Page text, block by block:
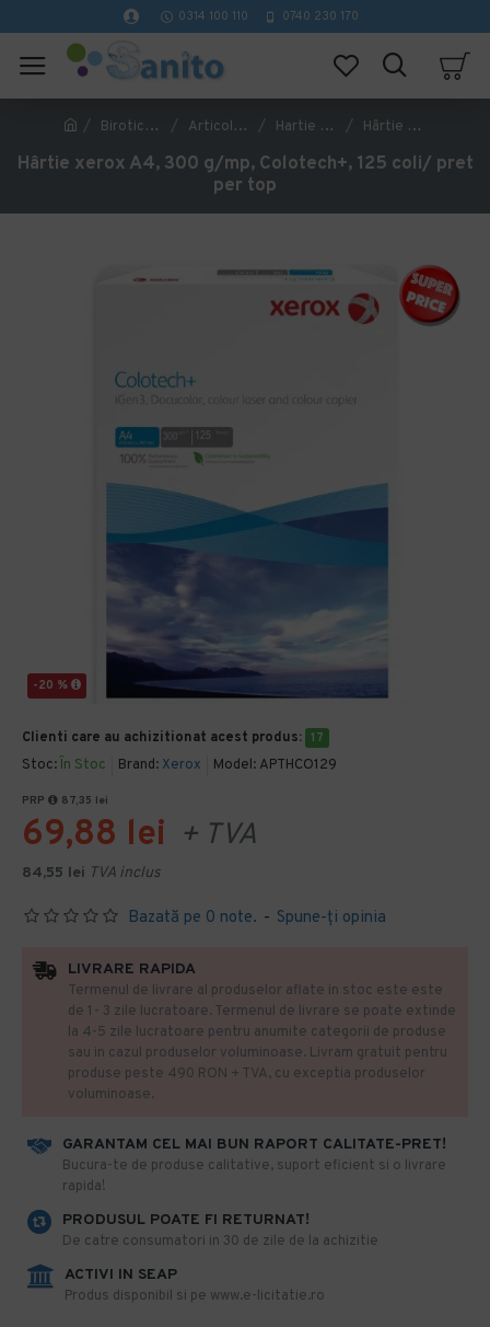
0314 100 110 0740 230 170
Birotica si papetarie Articole din hartie Hartie pentru copiator Hârtie xerox A4, 300 g/mp, Colotech+, 125 coli/ pret per top
Hârtie xerox A4, 300 g/mp, Colotech+, 125 coli/ pret
per top
-20 %
Clienti care au achizitionat acest produs: 17
Stoc: În Stoc Brand: Xerox Model: APTHCO129
Bazată pe 0 note. - Spune-ţi opinia
PRP 87,35 lei
69,88 lei + TVA
84,55 lei TVA inclus
GARANTAM CEL MAI BUN RAPORT CALITATE-PRET!
​Bucura-te de produse calitative, suport eficient si o livrare
rapida!
PRODUSUL POATE FI RETURNAT!
De catre consumatori in 30 de zile de la achizitie
ACTIVI IN SEAP
Produs disponibil si pe www.e-licitatie.ro
LIVRARE RAPIDA
Termenul de livrare al produselor aflate in stoc este este
de 1- 3 zile lucratoare. Termenul de livrare se poate extinde
la 4-5 zile lucratoare pentru anumite categorii de produse
sau in cazul produselor voluminoase. Livram gratuit pentru
produse peste 490 RON + TVA, cu exceptia produselor
voluminoase.